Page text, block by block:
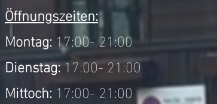
Öffnungszeiten:
Montag: 17:00- 21:00
Dienstag:17:00- 21:00
Mittoch: 17:00- 21:00